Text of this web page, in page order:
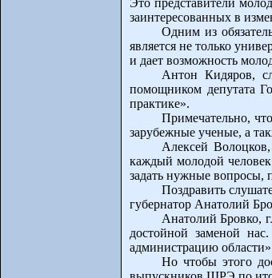
Это представители
заинтересованных в
Одним из
является не только
и дает возможность
Антон Кидяров,
помощником депутата
практике».
Примечательно,
зарубежные ученые, а
Алексей
каждый молодой
задать нужные вопросы,
Поздравить
губернатор Анатолий
Анатолий Бровко,
достойной заменой
администрацию
Но чтобы этого